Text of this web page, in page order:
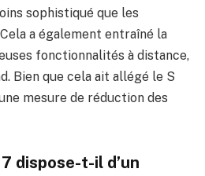
sophistiqué que les
a également entraîné la
fonctionnalités à distance,
Bien que cela ait allégé le S
mesure de réduction des
dispose-t-il d’un